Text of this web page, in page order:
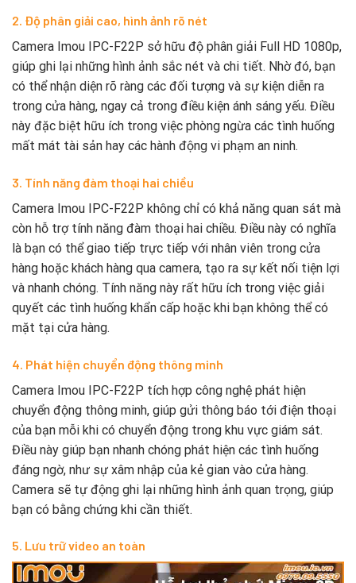
2. Độ phân giải cao, hình ảnh rõ nét
Camera Imou IPC-F22P sở hữu độ phân giải Full HD 1080p,
giúp ghi lại những hình ảnh sắc nét và chi tiết. Nhờ đó, bạn
có thể nhận diện rõ ràng các đối tượng và sự kiện diễn ra
trong cửa hàng, ngay cả trong điều kiện ánh sáng yếu. Điều
này đặc biệt hữu ích trong việc phòng ngừa các tình huống
mất mát tài sản hay các hành động vi phạm an ninh.
3. Tính năng đàm thoại hai chiều
Camera Imou IPC-F22P không chỉ có khả năng quan sát mà
còn hỗ trợ tính năng đàm thoại hai chiều. Điều này có nghĩa
là bạn có thể giao tiếp trực tiếp với nhân viên trong cửa
hàng hoặc khách hàng qua camera, tạo ra sự kết nối tiện lợi
và nhanh chóng. Tính năng này rất hữu ích trong việc giải
quyết các tình huống khẩn cấp hoặc khi bạn không thể có
mặt tại cửa hàng.
4. Phát hiện chuyển động thông minh
Camera Imou IPC-F22P tích hợp công nghệ phát hiện
chuyển động thông minh, giúp gửi thông báo tới điện thoại
của bạn mỗi khi có chuyển động trong khu vực giám sát.
Điều này giúp bạn nhanh chóng phát hiện các tình huống
đáng ngờ, như sự xâm nhập của kẻ gian vào cửa hàng.
Camera sẽ tự động ghi lại những hình ảnh quan trọng, giúp
bạn có bằng chứng khi cần thiết.
5. Lưu trữ video an toàn